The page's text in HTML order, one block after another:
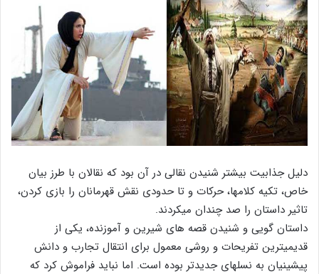
دلیل جذابیت بیشتر شنیدن نقالی در آن بود که نقالان با طرز بیان
خاص، تکیه کلامها، حرکات و تا حدودی نقش قهرمانان را بازی کردن،
تاثیر داستان را صد چندان میکردند.
داستان گویی و شنیدن قصه های شیرین و آموزنده، یکی از
قدیمیترین تفریحات و روشی معمول برای انتقال تجارب و دانش
پیشینیان به نسلهای جدیدتر بوده است. اما نباید فراموش کرد که